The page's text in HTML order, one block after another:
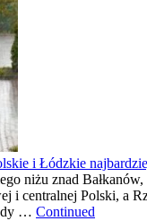
i Łódzkie
niżu znad
i centralnej Polski, a
… Continued